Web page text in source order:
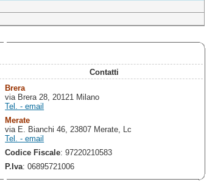
Contatti
Brera
via Brera 28, 20121 Milano
Tel. - email
Merate
via E. Bianchi 46, 23807 Merate, Lc
Tel. - email
Codice Fiscale: 97220210583
P.Iva: 06895721006